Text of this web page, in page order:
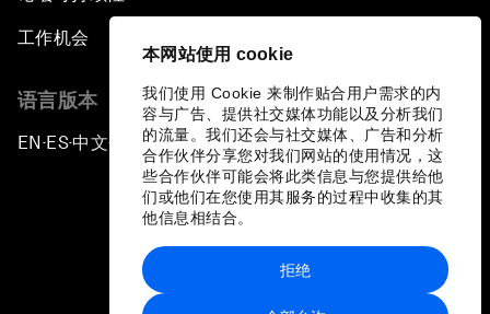
本网站使用 cookie
我们使用 Cookie 来制作贴合用户需求的内
容与广告、提供社交媒体功能以及分析我们
的流量。我们还会与社交媒体、广告和分析
合作伙伴分享您对我们网站的使用情况，这
些合作伙伴可能会将此类信息与您提供给他
们或他们在您使用其服务的过程中收集的其
他信息相结合。
拒绝
工作机会
语言版本
EN ▪ES▪中文▪ 日本語